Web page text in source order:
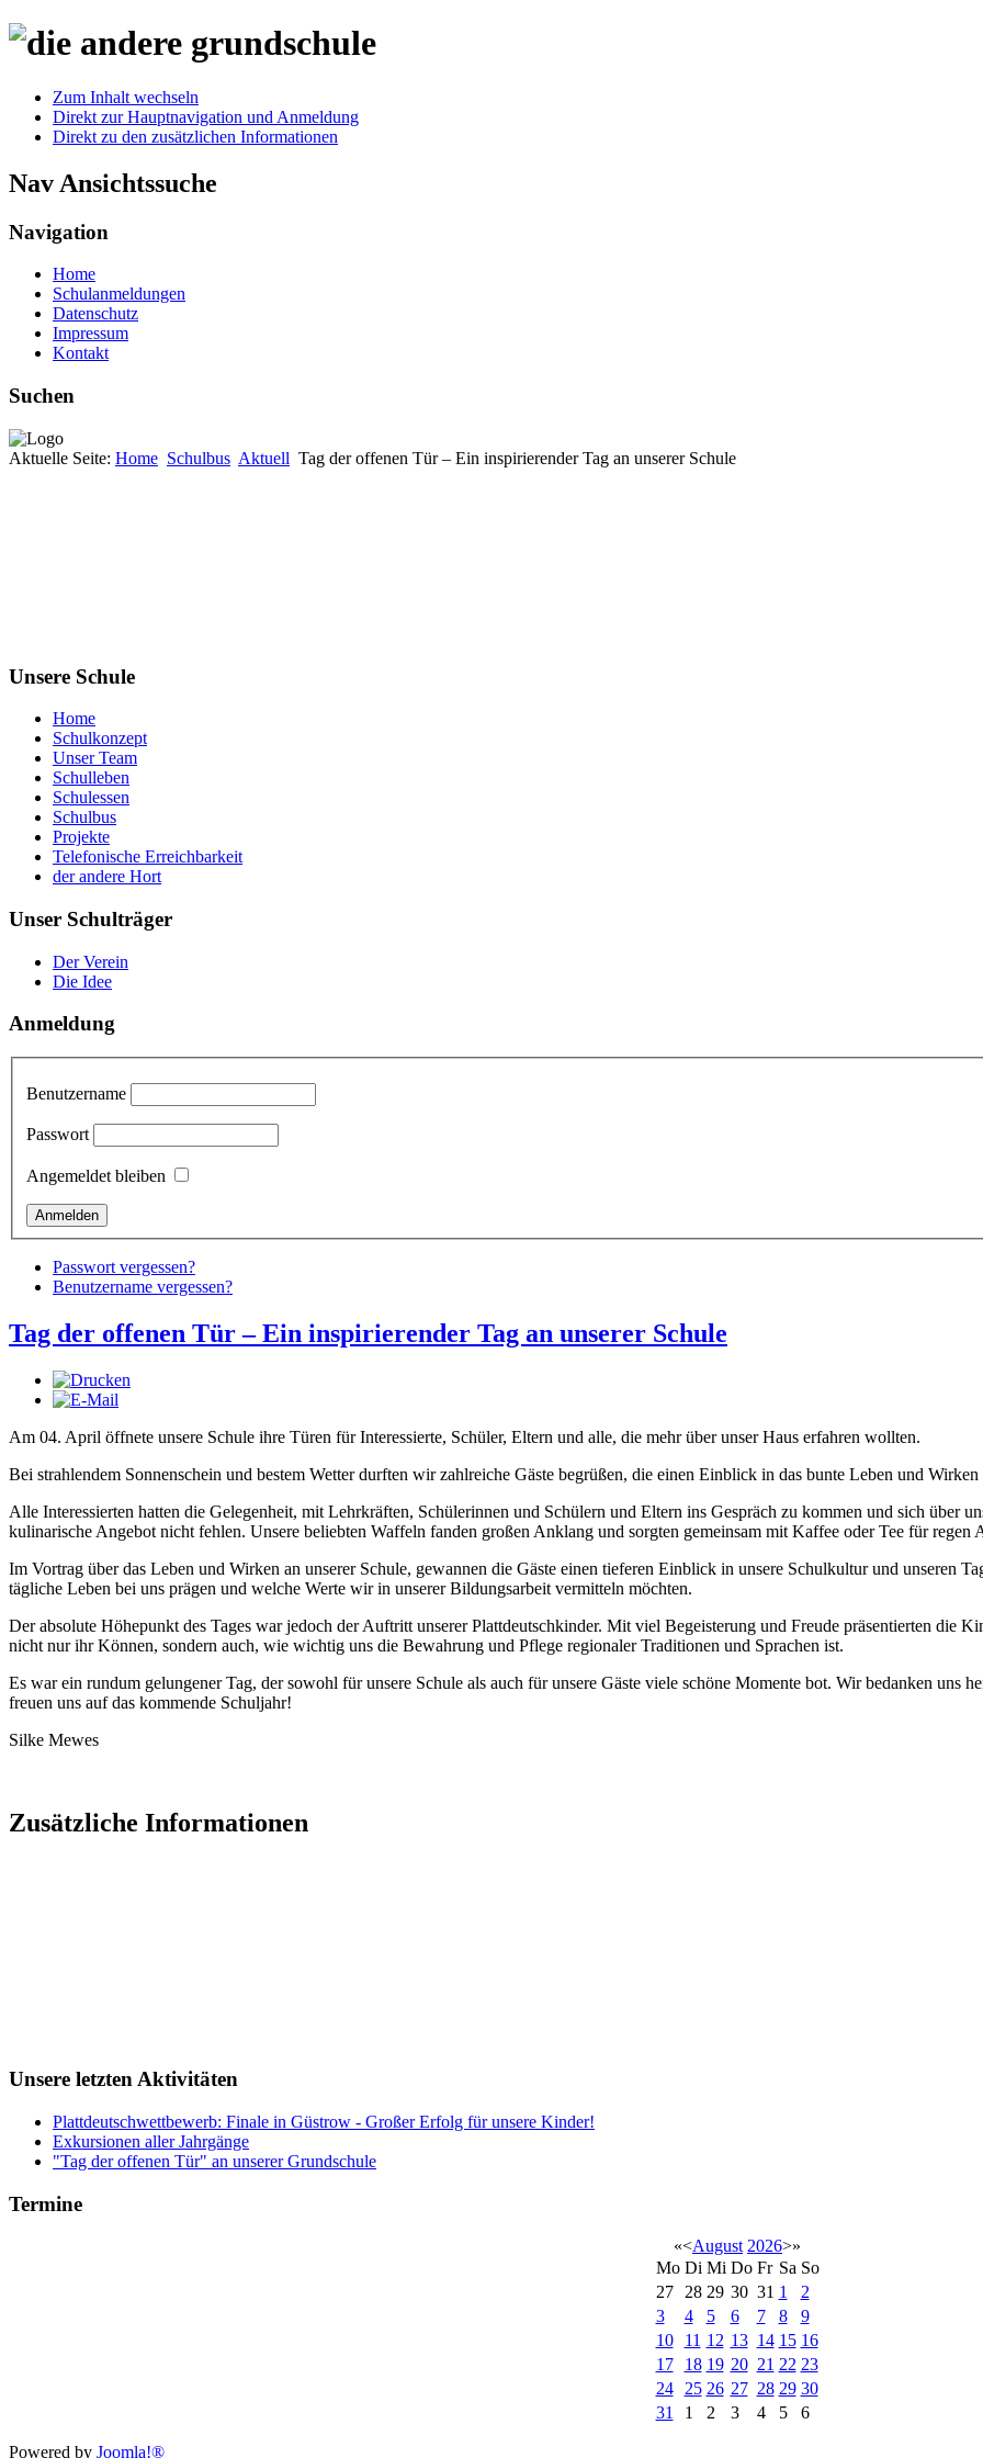
Zum Inhalt wechseln
Direkt zur Hauptnavigation und Anmeldung
Direkt zu den zusätzlichen Informationen
Nav Ansichtssuche
Navigation
Home
Schulanmeldungen
Datenschutz
Impressum
Kontakt
Suchen
Aktuelle Seite: Home Schulbus Aktuell Tag der offenen Tür – Ein inspirierender Tag an unserer Schule
Unsere Schule
Home
Schulkonzept
Unser Team
Schulleben
Schulessen
Schulbus
Projekte
Telefonische Erreichbarkeit
der andere Hort
Unser Schulträger
Der Verein
Die Idee
Anmeldung
Benutzername
Passwort
Angemeldet bleiben
Passwort vergessen?
Benutzername vergessen?
Tag der offenen Tür – Ein inspirierender Tag an unserer Schule
Am 04. April öffnete unsere Schule ihre Türen für Interessierte, Schüler, Eltern und alle, die mehr über unser Haus erfahren wollten.
Bei strahlendem Sonnenschein und bestem Wetter durften wir zahlreiche Gäste begrüßen, die einen Einblick in das bunte Leben und Wirken
Alle Interessierten hatten die Gelegenheit, mit Lehrkräften, Schülerinnen und Schülern und Eltern ins Gespräch zu kommen und sich über
kulinarische Angebot nicht fehlen. Unsere beliebten Waffeln fanden großen Anklang und sorgten gemeinsam mit Kaffee oder Tee für regen
Im Vortrag über das Leben und Wirken an unserer Schule, gewannen die Gäste einen tieferen Einblick in unsere Schulkultur und unseren
tägliche Leben bei uns prägen und welche Werte wir in unserer Bildungsarbeit vermitteln möchten.
Der absolute Höhepunkt des Tages war jedoch der Auftritt unserer Plattdeutschkinder. Mit viel Begeisterung und Freude präsentierten die
nicht nur ihr Können, sondern auch, wie wichtig uns die Bewahrung und Pflege regionaler Traditionen und Sprachen ist.
Es war ein rundum gelungener Tag, der sowohl für unsere Schule als auch für unsere Gäste viele schöne Momente bot. Wir bedanken uns
freuen uns auf das kommende Schuljahr!
Silke Mewes
Zusätzliche Informationen
Unsere letzten Aktivitäten
Plattdeutschwettbewerb: Finale in Güstrow - Großer Erfolg für unsere Kinder!
Exkursionen aller Jahrgänge
"Tag der offenen Tür" an unserer Grundschule
Termine
«<August 2026>»
Mo Di Mi Do Fr Sa So
27
28 29 30 31 1
2
3
4 5 6 7 8
9
10
11 12 13 14 15 16
17
18 19 20 21 22 23
24
25 26 27 28 29 30
31
1 2 3 4 5 6
Xnxx
Powered by Joomla!®